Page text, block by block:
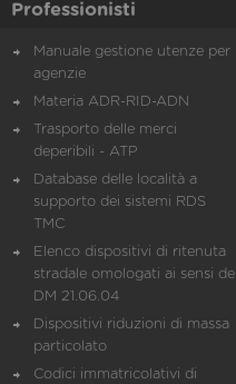
Professionisti
Manuale gestione utenze per
agenzie
Materia ADR-RID-ADN
Trasporto delle merci
deperibili - ATP
Database delle località a
supporto dei sistemi RDS
TMC
Elenco dispositivi di ritenuta
stradale omologati ai sensi del
DM 21.06.04
Dispositivi riduzioni di massa
particolato
Codici immatricolativi di